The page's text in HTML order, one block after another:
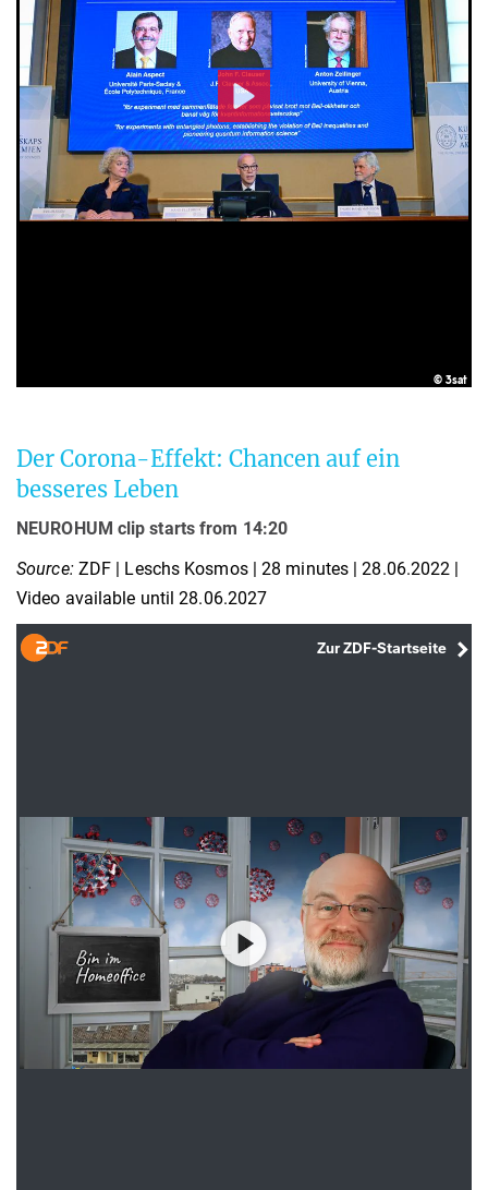
Der Corona-Effekt: Chancen auf ein
besseres Leben
NEUROHUM clip starts from 14:20
Source:ZDF | Leschs Kosmos | 28 minutes | 28.06.2022 |
Video available until 28.06.2027